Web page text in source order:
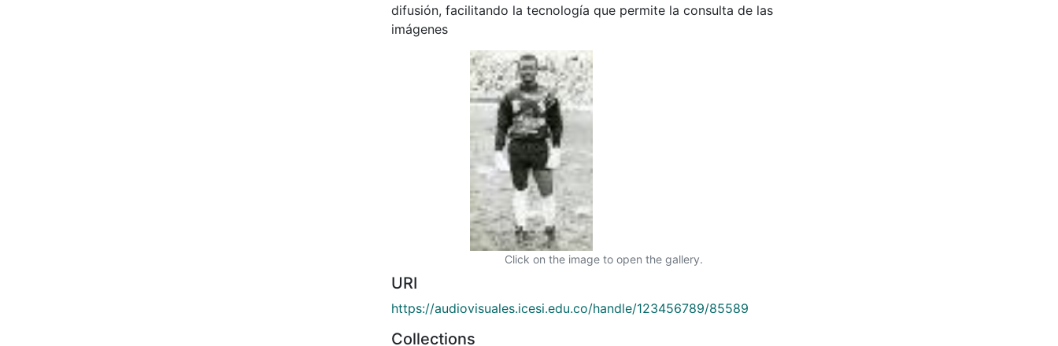
difusión, facilitando la tecnología que permite la consulta de las
imágenes
Click on the image to open the gallery.
URI
https://audiovisuales.icesi.edu.co/handle/123456789/85589
Collections